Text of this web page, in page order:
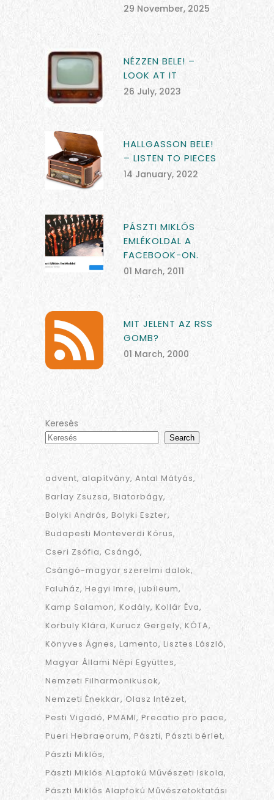
29 November, 2025
NÉZZEN BELE! –
LOOK AT IT
26 July, 2023
HALLGASSON BELE!
– LISTEN TO PIECES
14 January, 2022
PÁSZTI MIKLÓS
EMLÉKOLDAL A
FACEBOOK-ON.
01 March, 2011
MIT JELENT AZ RSS
GOMB?
01 March, 2000
Keresés
Search
advent alapítvány Antal Mátyás
Barlay Zsuzsa Biatorbágy
Bolyki András Bolyki Eszter
Budapesti Monteverdi Kórus
Cseri Zsófia Csángó
Csángó-magyar szerelmi dalok
Faluház Hegyi Imre jubíleum
Kamp Salamon Kodály Kollár Éva
Korbuly Klára Kurucz Gergely KÓTA
Könyves Ágnes Lamento Lisztes László
Magyar Állami Népi Együttes
Nemzeti Filharmonikusok
Nemzeti Énekkar Olasz Intézet
Pesti Vigadó PMAMI Precatio pro pace
Pueri Hebraeorum Pászti Pászti bérlet
Pászti Miklós
Pászti Miklós ALapfokú Művészeti Iskola
Pászti Miklós Alapfokú Művészetoktatási